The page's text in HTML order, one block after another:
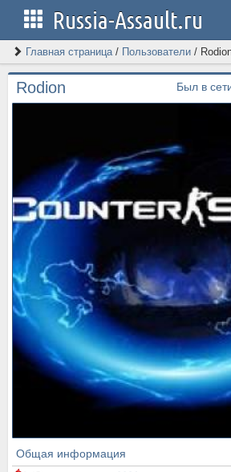
Russia-Assault.ru
Главная страница/ Пользователи /
Rodion Был в
Общая информация